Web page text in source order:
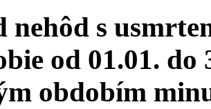
nehôd s
od 01.01. do
obdobím